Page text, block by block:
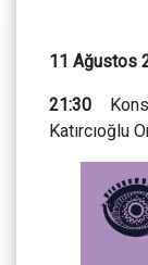
11 Ağustos
21:30
Katırcıoğlu